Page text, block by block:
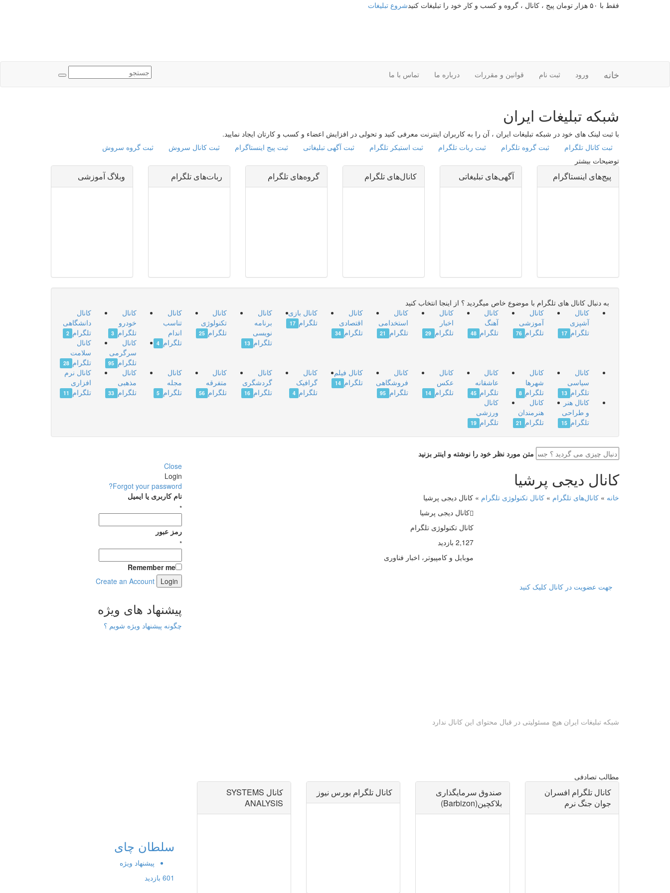
فقط با ۵۰ هزار تومان پیج ، کانال ، گروه و کسب و کار خود را تبلیغات کنید شروع تبلیغات
خانه ورود ثبت نام قوانین و مقررات درباره ما تماس با ما
شبکه تبلیغات ایران
با ثبت لینک های خود در شبکه تبلیغات ایران ، آن را به کاربران اینترنت معرفی کنید و تحولی در افزایش اعضاء و کسب و کارتان ایجاد نمایید.
ثبت کانال تلگرام
ثبت گروه تلگرام ثبت ربات تلگرام ثبت استیکر تلگرام ثبت آگهی تبلیغاتی ثبت پیج اینستاگرام ثبت کانال سروش
ثبت گروه سروش
توضیحات بیشتر
پیج‌های اینستاگرام آگهی‌های تبلیغاتی کانال‌های تلگرام گروه‌های تلگرام ربات‌های تلگرام وبلاگ آموزشی
به دنبال کانال های تلگرام با موضوع خاص میگردید ؟ از اینجا انتخاب کنید
کانال
آشپزی
تلگرام 17
کانال
آموزشی
تلگرام 76
کانال
آهنگ
تلگرام 48
کانال
اخبار
تلگرام 29
کانال
استخدامی
تلگرام 21
کانال
اقتصادی
تلگرام 34
کانال بازی
تلگرام 17
کانال
برنامه
نویسی
تلگرام 13
کانال
تکنولوژی
تلگرام 25
کانال
تناسب
اندام
تلگرام 4
کانال
خودرو
تلگرام 3
کانال
دانشگاهی
تلگرام 2
کانال
سرگرمی
تلگرام 95
کانال
سلامت
تلگرام 28
کانال
سیاسی
تلگرام 13
کانال
شهرها
تلگرام 8
کانال
عاشقانه
تلگرام 45
کانال
عکس
تلگرام 14
کانال
فروشگاهی
تلگرام 95
کانال فیلم
تلگرام 14
کانال
گرافیک
تلگرام 4
کانال
گردشگری
تلگرام 16
کانال
متفرقه
تلگرام 56
کانال
مجله
تلگرام 5
کانال
مذهبی
تلگرام 33
کانال نرم
افزاری
تلگرام 11
کانال هنر
و طراحی
تلگرام 15
کانال
هنرمندان
تلگرام 21
کانال
ورزشی
تلگرام 19
متن مورد نظر خود را نوشته و اینتر بزنید
کانال دیجی پرشیا
خانه » کانال‌های تلگرام » کانال تکنولوژی تلگرام » کانال دیجی پرشیا
جهت عضویت در کانال کلیک کنید
کانال دیجی پرشیا
کانال تکنولوژی تلگرام
2,127 بازدید
موبایل و کامپیوتر، اخبار فناوری
شبکه تبلیغات ایران هیچ مسئولیتی در قبال محتوای این کانال ندارد
مطالب تصادفی
کانال تلگرام افسران
جوان جنگ نرم
صندوق سرمایگذاری
بلاکچین(Barbizon)
کانال تلگرام بورس نیوز
کانال SYSTEMS
ANALYSIS
Close
Login
Forgot your password?
نام کاربری یا ایمیل
*
رمز عبور
*
Remember me
Create an Account
پیشنهاد های ویژه
چگونه پیشنهاد ویژه شویم ؟
سلطان چای
پیشنهاد ویژه
601 بازدید